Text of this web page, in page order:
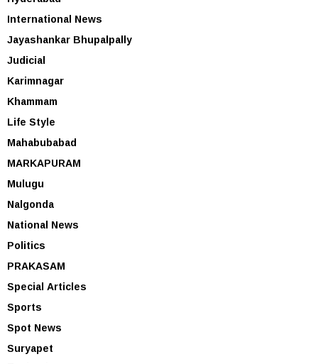
International News
Jayashankar Bhupalpally
Judicial
Karimnagar
Khammam
Life Style
Mahabubabad
MARKAPURAM
Mulugu
Nalgonda
National News
Politics
PRAKASAM
Special Articles
Sports
Spot News
Suryapet